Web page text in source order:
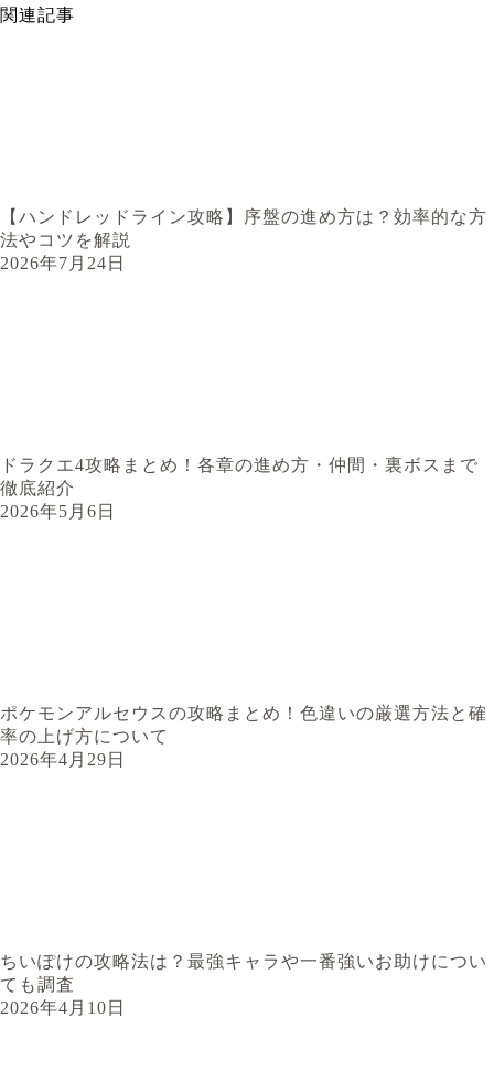
関連記事
【ハンドレッドライン攻略】序盤の進め方は？効率的な方
法やコツを解説
2026年7月24日
ドラクエ4攻略まとめ！各章の進め方・仲間・裏ボスまで
徹底紹介
2026年5月6日
ポケモンアルセウスの攻略まとめ！色違いの厳選方法と確
率の上げ方について
2026年4月29日
ちいぽけの攻略法は？最強キャラや一番強いお助けについ
ても調査
2026年4月10日